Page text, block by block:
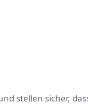
stellen sicher,